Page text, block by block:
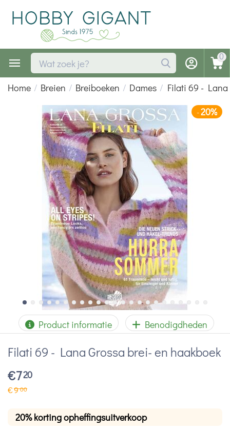
0
Home / Breien / Breiboeken / Dames / Filati 69 - Lana
-20%
Product informatie Benodigdheden
Filati 69 - Lana Grossa brei- en haakboek
€720
€900
20% korting opheffingsuitverkoop